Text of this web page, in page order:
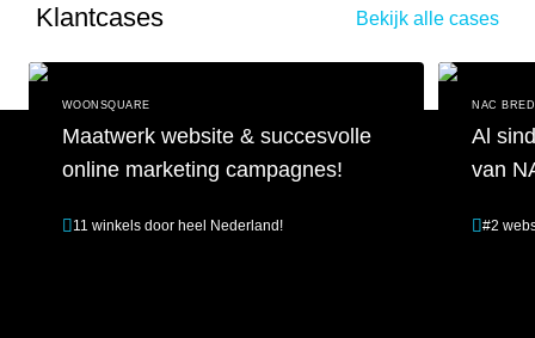
Klantcases Bekijk alle cases
WOONSQUARE
Maatwerk website & succesvolle
online marketing campagnes!
11 winkels door heel Nederland!
NAC
Al
van
#2